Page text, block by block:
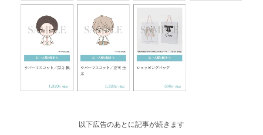
以下広告のあとに記事が続きます